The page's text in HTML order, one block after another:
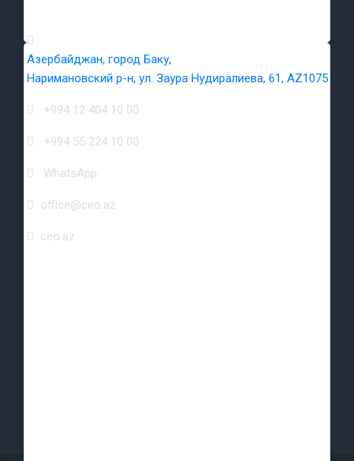
Азербайджан, город Баку,
Наримановский р-н, ул. Заура Нудиралиева, 61, AZ1075
+994 12 404 10 00
+994 55 224 10 00
WhatsApp
office@ceo.az
ceo.az